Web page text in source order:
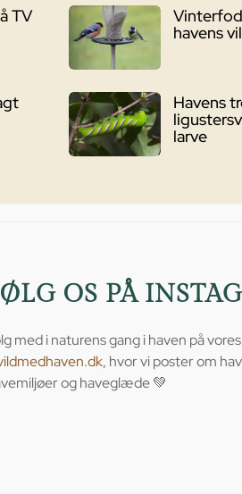
TV
havens
Havens
larve
OS PÅ
med i naturens gang i haven på
, hvor vi poster om
og haveglæde 💚